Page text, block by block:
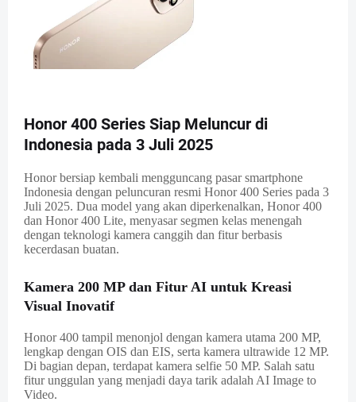
Honor 400 Series Siap Meluncur di
Indonesia pada 3 Juli 2025
Honor bersiap kembali mengguncang pasar smartphone
Indonesia dengan peluncuran resmi Honor 400 Series pada 3
Juli 2025. Dua model yang akan diperkenalkan, Honor 400
dan Honor 400 Lite, menyasar segmen kelas menengah
dengan teknologi kamera canggih dan fitur berbasis
kecerdasan buatan.
Kamera 200 MP dan Fitur AI untuk Kreasi
Visual Inovatif
Honor 400 tampil menonjol dengan kamera utama 200 MP,
lengkap dengan OIS dan EIS, serta kamera ultrawide 12 MP.
Di bagian depan, terdapat kamera selfie 50 MP. Salah satu
fitur unggulan yang menjadi daya tarik adalah AI Image to
Video.